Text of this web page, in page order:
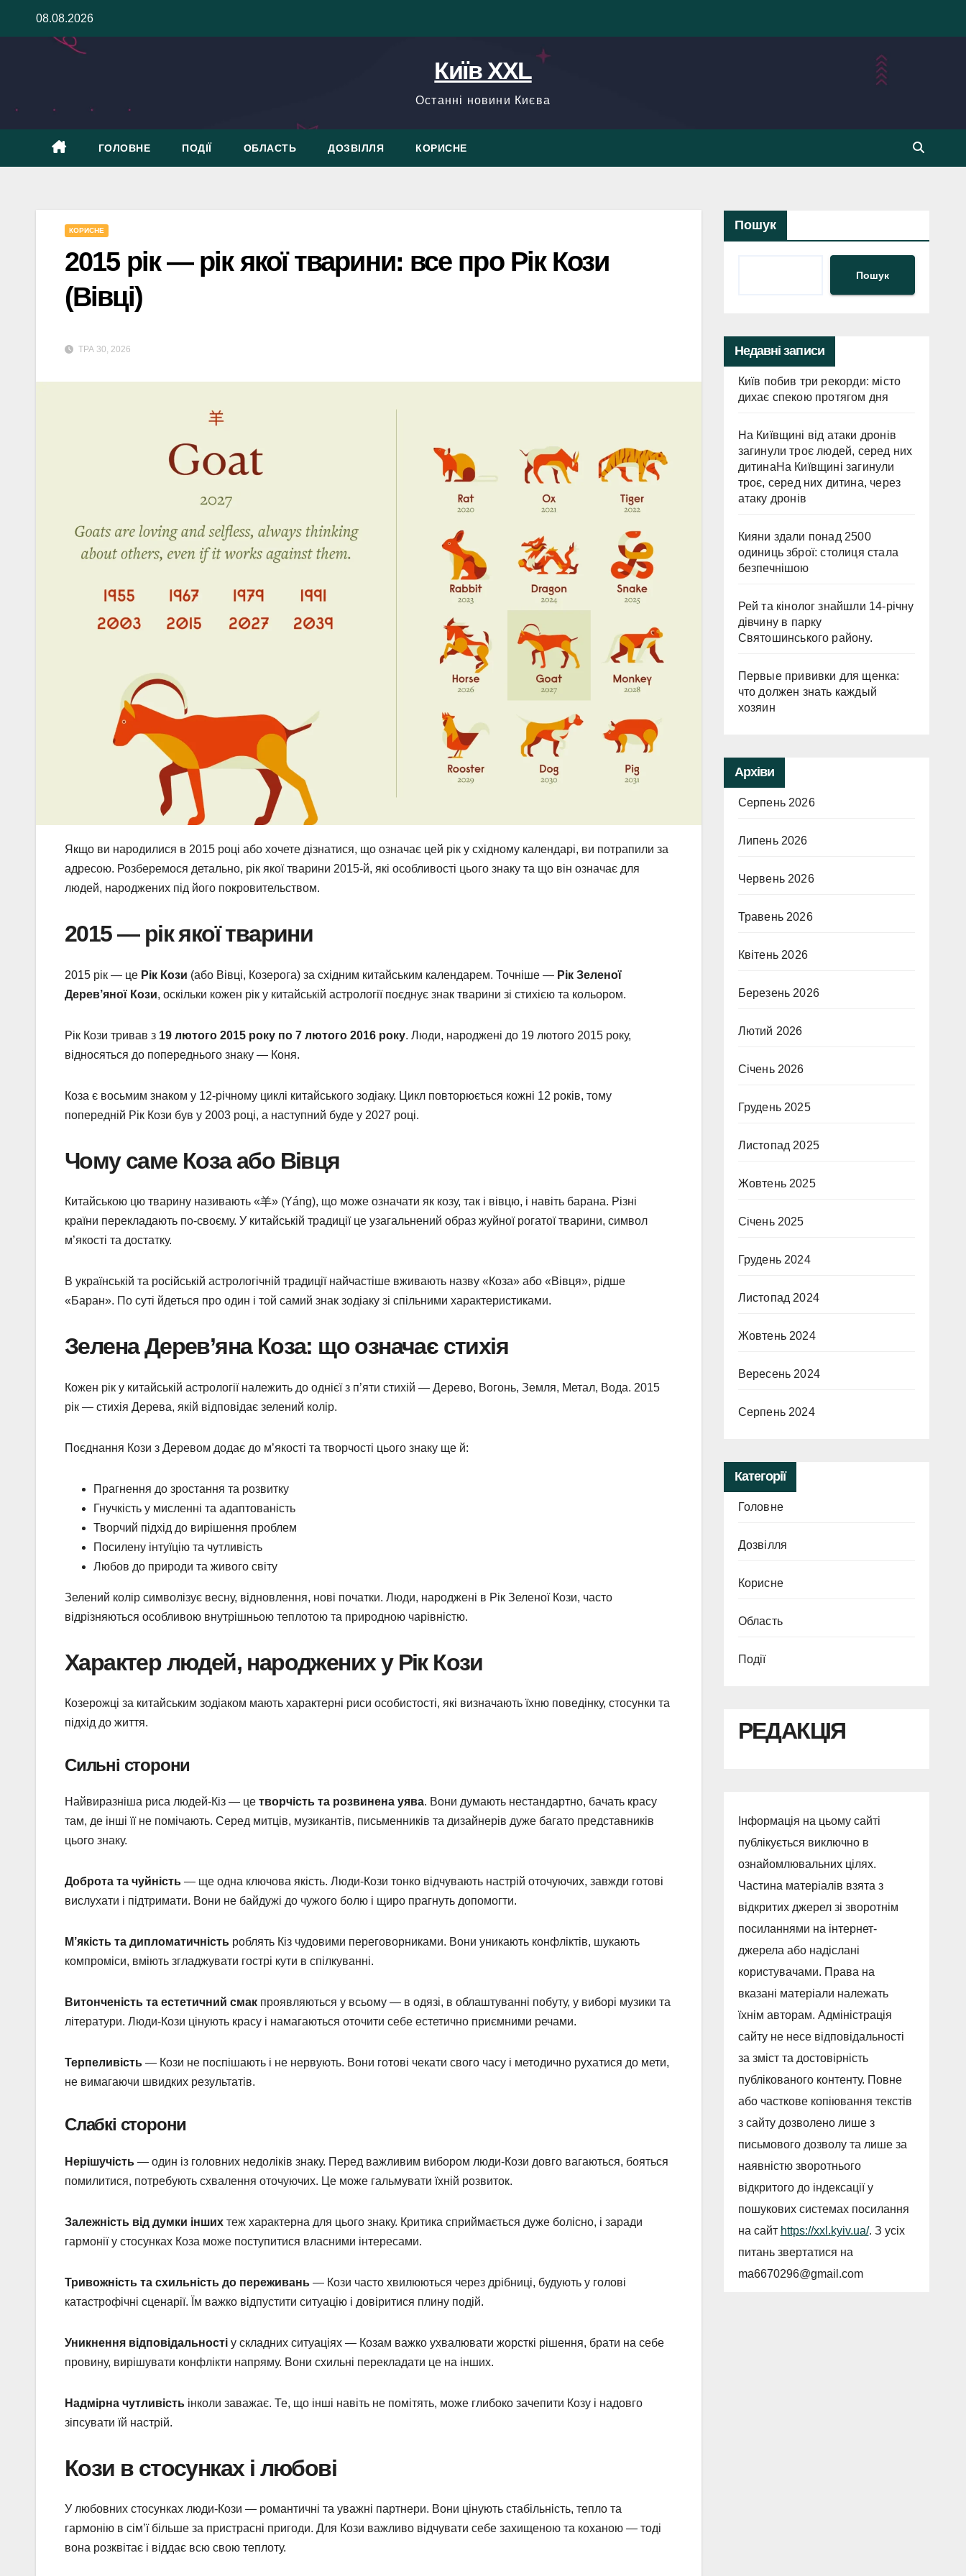
08.08.2026
Київ XXL
Останні новини Києва
ГОЛОВНЕ ПОДІЇ ОБЛАСТЬ ДОЗВІЛЛЯ КОРИСНЕ
КОРИСНЕ
2015 рік — рік якої тварини: все про Рік Кози
(Вівці)
ТРА 30, 2026
Якщо ви народилися в 2015 році або хочете дізнатися, що означає цей рік у східному календарі, ви потрапили за
адресою. Розберемося детально, рік якої тварини 2015-й, які особливості цього знаку та що він означає для
людей, народжених під його покровительством.
2015 — рік якої тварини
2015 рік — це Рік Кози (або Вівці, Козерога) за східним китайським календарем. Точніше — Рік Зеленої
Дерев’яної Кози, оскільки кожен рік у китайській астрології поєднує знак тварини зі стихією та кольором.
Рік Кози тривав з 19 лютого 2015 року по 7 лютого 2016 року. Люди, народжені до 19 лютого 2015 року,
відносяться до попереднього знаку — Коня.
Коза є восьмим знаком у 12-річному циклі китайського зодіаку. Цикл повторюється кожні 12 років, тому
попередній Рік Кози був у 2003 році, а наступний буде у 2027 році.
Чому саме Коза або Вівця
Китайською цю тварину називають «羊» (Yáng), що може означати як козу, так і вівцю, і навіть барана. Різні
країни перекладають по-своєму. У китайській традиції це узагальнений образ жуйної рогатої тварини, символ
м’якості та достатку.
В українській та російській астрологічній традиції найчастіше вживають назву «Коза» або «Вівця», рідше
«Баран». По суті йдеться про один і той самий знак зодіаку зі спільними характеристиками.
Зелена Дерев’яна Коза: що означає стихія
Кожен рік у китайській астрології належить до однієї з п’яти стихій — Дерево, Вогонь, Земля, Метал, Вода. 2015
рік — стихія Дерева, якій відповідає зелений колір.
Поєднання Кози з Деревом додає до м’якості та творчості цього знаку ще й:
Прагнення до зростання та розвитку
Гнучкість у мисленні та адаптованість
Творчий підхід до вирішення проблем
Посилену інтуїцію та чутливість
Любов до природи та живого світу
Зелений колір символізує весну, відновлення, нові початки. Люди, народжені в Рік Зеленої Кози, часто
відрізняються особливою внутрішньою теплотою та природною чарівністю.
Характер людей, народжених у Рік Кози
Козерожці за китайським зодіаком мають характерні риси особистості, які визначають їхню поведінку, стосунки та
підхід до життя.
Сильні сторони
Найвиразніша риса людей-Кіз — це творчість та розвинена уява. Вони думають нестандартно, бачать красу
там, де інші її не помічають. Серед митців, музикантів, письменників та дизайнерів дуже багато представників
цього знаку.
Доброта та чуйність — ще одна ключова якість. Люди-Кози тонко відчувають настрій оточуючих, завжди готові
вислухати і підтримати. Вони не байдужі до чужого болю і щиро прагнуть допомогти.
М’якість та дипломатичність роблять Кіз чудовими переговорниками. Вони уникають конфліктів, шукають
компроміси, вміють згладжувати гострі кути в спілкуванні.
Витонченість та естетичний смак проявляються у всьому — в одязі, в облаштуванні побуту, у виборі музики та
літератури. Люди-Кози цінують красу і намагаються оточити себе естетично приємними речами.
Терпеливість — Кози не поспішають і не нервують. Вони готові чекати свого часу і методично рухатися до мети,
не вимагаючи швидких результатів.
Слабкі сторони
Нерішучість — один із головних недоліків знаку. Перед важливим вибором люди-Кози довго вагаються, бояться
помилитися, потребують схвалення оточуючих. Це може гальмувати їхній розвиток.
Залежність від думки інших теж характерна для цього знаку. Критика сприймається дуже болісно, і заради
гармонії у стосунках Коза може поступитися власними інтересами.
Тривожність та схильність до переживань — Кози часто хвилюються через дрібниці, будують у голові
катастрофічні сценарії. Їм важко відпустити ситуацію і довіритися плину подій.
Уникнення відповідальності у складних ситуаціях — Козам важко ухвалювати жорсткі рішення, брати на себе
провину, вирішувати конфлікти напряму. Вони схильні перекладати це на інших.
Надмірна чутливість інколи заважає. Те, що інші навіть не помітять, може глибоко зачепити Козу і надовго
зіпсувати їй настрій.
Кози в стосунках і любові
У любовних стосунках люди-Кози — романтичні та уважні партнери. Вони цінують стабільність, тепло та
гармонію в сім’ї більше за пристрасні пригоди. Для Кози важливо відчувати себе захищеною та коханою — тоді
вона розквітає і віддає всю свою теплоту.
Пошук
Пошук
Недавні записи
Київ побив три рекорди: місто
дихає спекою протягом дня
На Київщині від атаки дронів
загинули троє людей, серед них
дитинаНа Київщині загинули
троє, серед них дитина, через
атаку дронів
Кияни здали понад 2500
одиниць зброї: столиця стала
безпечнішою
Рей та кінолог знайшли 14-річну
дівчину в парку
Святошинського району.
Первые прививки для щенка:
что должен знать каждый
хозяин
Архіви
Серпень 2026
Липень 2026
Червень 2026
Травень 2026
Квітень 2026
Березень 2026
Лютий 2026
Січень 2026
Грудень 2025
Листопад 2025
Жовтень 2025
Січень 2025
Грудень 2024
Листопад 2024
Жовтень 2024
Вересень 2024
Серпень 2024
Категорії
Головне
Дозвілля
Корисне
Область
Події
РЕДАКЦІЯ
Інформація на цьому сайті
публікується виключно в
ознайомлювальних цілях.
Частина матеріалів взята з
відкритих джерел зі зворотнім
посиланнями на інтернет-
джерела або надіслані
користувачами. Права на
вказані матеріали належать
їхнім авторам. Адміністрація
сайту не несе відповідальності
за зміст та достовірність
публікованого контенту. Повне
або часткове копіювання текстів
з сайту дозволено лише з
письмового дозволу та лише за
наявністю зворотнього
відкритого до індексації у
пошукових системах посилання
на сайт https://xxl.kyiv.ua/. З усіх
питань звертатися на
ma6670296@gmail.com